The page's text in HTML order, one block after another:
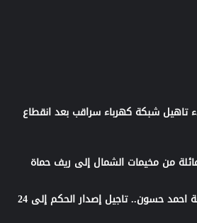
تاهيل شبكة كهرباء سراقب بعد انقطاع
الجلسة الخامسة لمحاكمة احمد حسون.. تاجيل إصدار الحكم إلى 24